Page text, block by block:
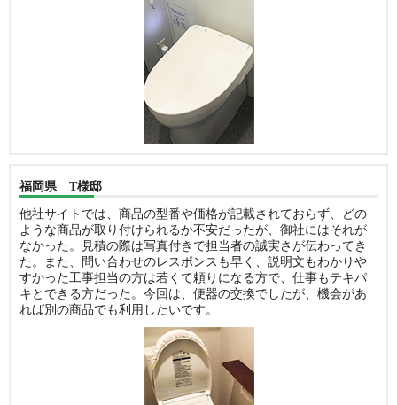
福岡県 T様邸
他社サイトでは、商品の型番や価格が記載されておらず、どの
ような商品が取り付けられるか不安だったが、御社にはそれが
なかった。見積の際は写真付きで担当者の誠実さが伝わってき
た。また、問い合わせのレスポンスも早く、説明文もわかりや
すかった工事担当の方は若くて頼りになる方で、仕事もテキパ
キとできる方だった。今回は、便器の交換でしたが、機会があ
れば別の商品でも利用したいです。